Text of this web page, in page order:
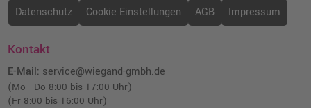
Datenschutz
Cookie Einstellungen AGB Impressum
Kontakt
E-Mail: service@wiegand-gmbh.de
(Mo - Do 8:00 bis 17:00 Uhr)
(Fr 8:00 bis 16:00 Uhr)